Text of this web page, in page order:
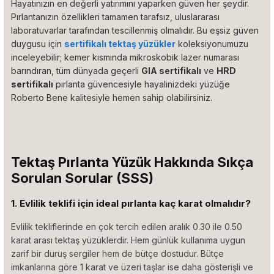
Hayatınızın en değerli yatırımını yaparken güven her şeydir.
Pırlantanızın özellikleri tamamen tarafsız, uluslararası
laboratuvarlar tarafından tescillenmiş olmalıdır. Bu eşsiz güven
duygusu için sertifikalı tektaş yüzükler koleksiyonumuzu
inceleyebilir; kemer kısmında mikroskobik lazer numarası
barındıran, tüm dünyada geçerli GIA sertifikalı ve HRD
sertifikalı pırlanta güvencesiyle hayalinizdeki yüzüğe
Roberto Bene kalitesiyle hemen sahip olabilirsiniz.
Tektaş Pırlanta Yüzük Hakkında Sıkça
Sorulan Sorular (SSS)
1. Evlilik teklifi için ideal pırlanta kaç karat olmalıdır?
Evlilik tekliflerinde en çok tercih edilen aralık 0.30 ile 0.50
karat arası tektaş yüzüklerdir. Hem günlük kullanıma uygun
zarif bir duruş sergiler hem de bütçe dostudur. Bütçe
imkanlarına göre 1 karat ve üzeri taşlar ise daha gösterişli ve